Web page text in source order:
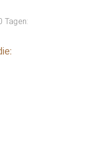
Tagen: